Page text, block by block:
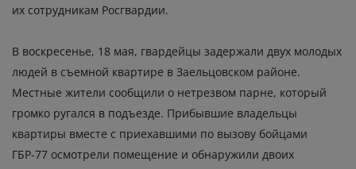
их сотрудникам Росгвардии.
В воскресенье, 18 мая, гвардейцы задержали двух молодых
людей в съемной квартире в Заельцовском районе.
Местные жители сообщили о нетрезвом парне, который
громко ругался в подъезде. Прибывшие владельцы
квартиры вместе с приехавшими по вызову бойцами
ГБР-77 осмотрели помещение и обнаружили двоих